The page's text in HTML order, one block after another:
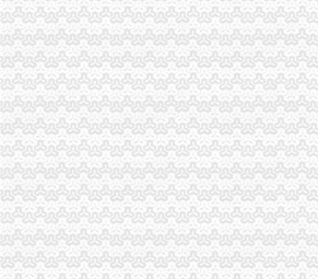
【深圳龙华新区区税务登记|税务登记证办理|代理
2018届大学毕业生就业指南-重庆水利电力职业技
《招标文件范本》
徽州区人民
陕西汉中十三五规划：建设一系列火电、水电、